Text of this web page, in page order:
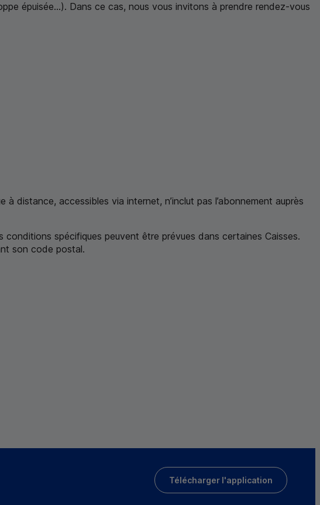
épuisée...). Dans ce cas, nous vous invitons à prendre rendez-vous
distance, accessibles via internet, n’inclut pas l’abonnement auprès
spécifiques peuvent être prévues dans certaines Caisses.
son code postal.
Télécharger l'application